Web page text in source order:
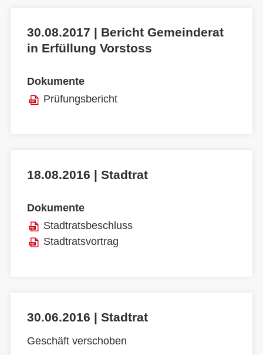
30.08.2017 | Bericht Gemeinderat
in Erfüllung Vorstoss
Dokumente
Prüfungsbericht
18.08.2016 | Stadtrat
Dokumente
Stadtratsbeschluss
Stadtratsvortrag
30.06.2016 | Stadtrat
Geschäft verschoben